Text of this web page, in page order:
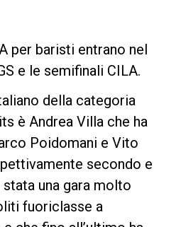
per baristi entrano nel
e le semifinali CILA.
della categoria
è Andrea Villa che ha
Poidomani e Vito
secondo e
una gara molto
fuoriclasse a